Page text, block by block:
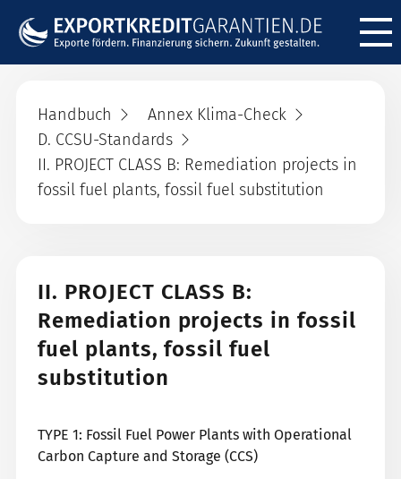
Handbuch
Annex Klima-Check
D. CCSU-Standards
II. PROJECT CLASS B: Remediation projects in
fossil fuel plants, fossil fuel substitution
II. PROJECT CLASS B:
Remediation projects in fossil
fuel plants, fossil fuel
substitution
TYPE 1: Fossil Fuel Power Plants with Operational
Carbon Capture and Storage (CCS)